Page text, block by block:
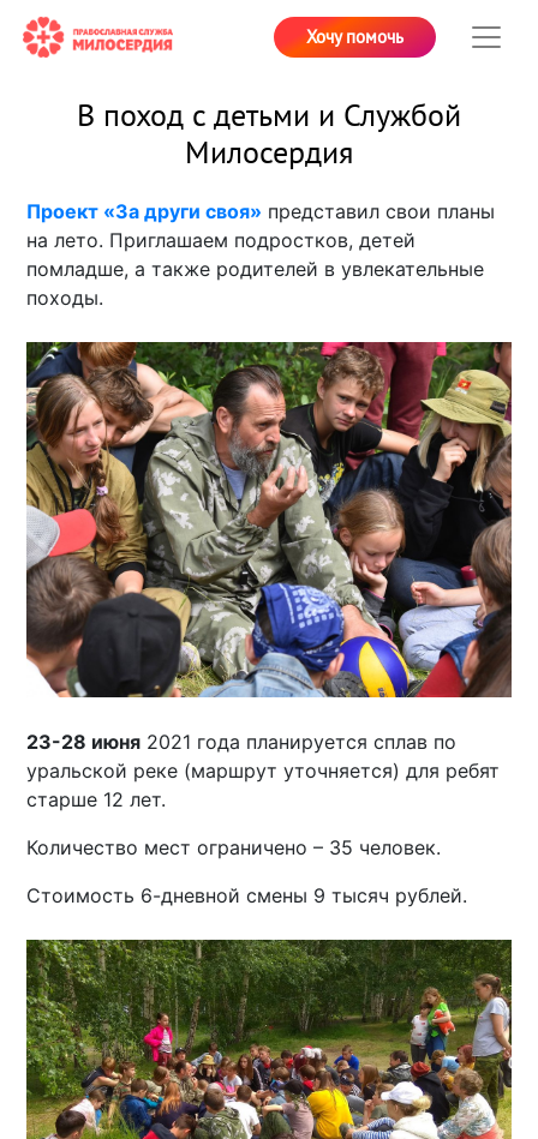
Хочу помочь
В поход с детьми и Службой
Милосердия
Проект «За други своя» представил свои планы
на лето. Приглашаем подростков, детей
помладше, а также родителей в увлекательные
походы.
23-28 июня 2021 года планируется сплав по
уральской реке (маршрут уточняется) для ребят
старше 12 лет.
Количество мест ограничено – 35 человек.
Стоимость 6-дневной смены 9 тысяч рублей.